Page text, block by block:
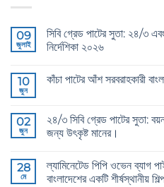
09
জুলাই
সিবি গ্রেড পাটের সুতা: ২৪/৩
নির্দেশিকা ২০২৬
Jute
2026
Guide
to
36/4
Configurations
এ
নেই
10
জুন
কাঁচা পাটের আঁশ সরবরাহকারী
Fibre
Supplier
Bangladesh
এ
02
জুন
২৪/৩ সিবি গ্রেড পাটের সুতা:
জন্য উৎকৃষ্ট মানের।
Grade
Jute
Yarn:
নেই
28
মে
ল্যামিনেটেড পিপি ওভেন ব্যাগ
বাংলাদেশের একটি শীর্ষস্থানীয়